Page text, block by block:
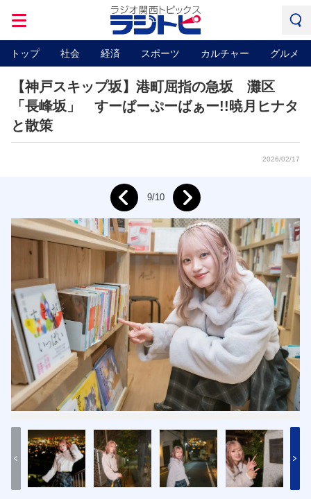
トップ 社会 経済 スポーツ カルチャー グルメ
【神戸スキップ坂】港町屈指の急坂 灘区
「長峰坂」 すーぱーぷーばぁー!!暁月ヒナタ
と散策
2026/02/17
9/10